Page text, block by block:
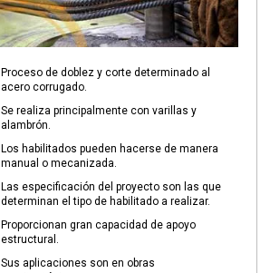
Proceso de doblez y corte determinado al
acero corrugado.
Se realiza principalmente con varillas y
alambrón.
Los habilitados pueden hacerse de manera
manual o mecanizada.
Las especificación del proyecto son las que
determinan el tipo de habilitado a realizar.
Proporcionan gran capacidad de apoyo
estructural.
Sus aplicaciones son en obras